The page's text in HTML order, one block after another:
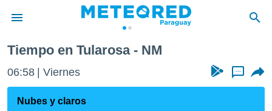
de
ha
Tiempo en Tularosa - NM
06:58 Viernes ...
Nubes y claros